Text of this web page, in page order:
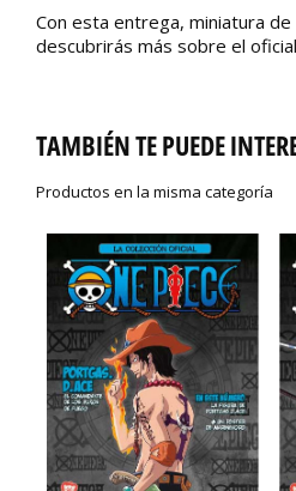
Con esta entrega, miniatura
descubrirás más sobre el
TAMBIÉN TE PUEDE
Productos en la misma categoría